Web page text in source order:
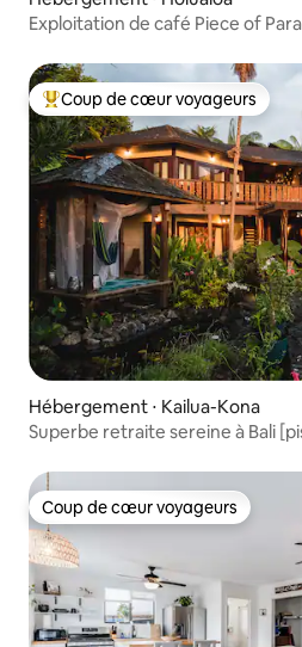
Exploitation de café Piece of
Coups de cœur voyageurs les
Coup de cœur voyageurs
Hébergement ⋅ Kailua-Kona
Superbe retraite sereine à Bali
Coup de cœur voyageurs
Coup de cœur voyageurs